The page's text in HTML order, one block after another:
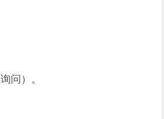
问）。